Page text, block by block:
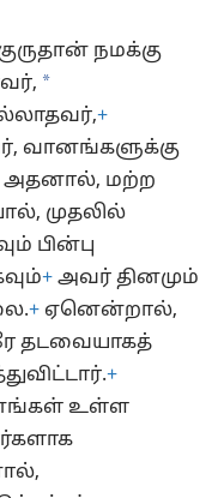
நமக்கு
*
+
வானங்களுக்கு
அதனால், மற்ற
முதலில்
பின்பு
+ அவர் தினமும்
+ ஏனென்றால்,
தடவையாகத்
+
உள்ள